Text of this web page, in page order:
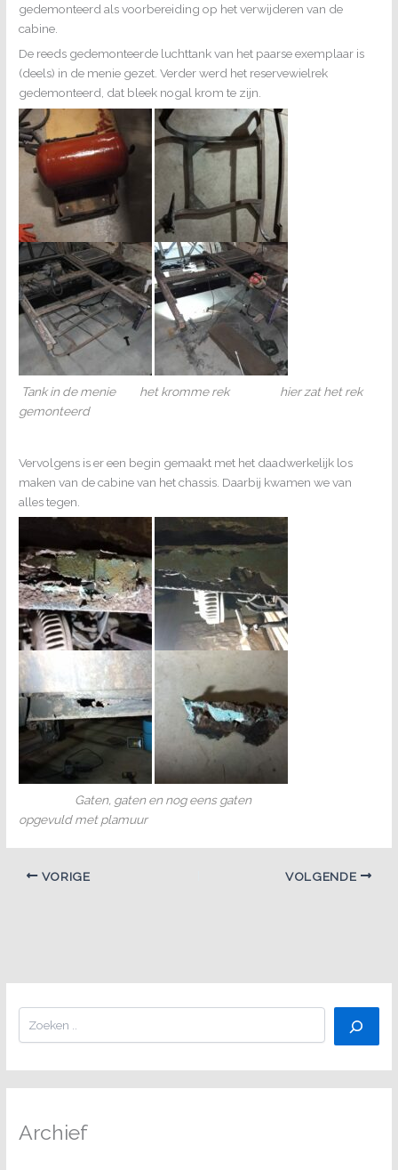
gedemonteerd als voorbereiding op het verwijderen van de
cabine.
De reeds gedemonteerde luchttank van het paarse exemplaar is
(deels) in de menie gezet. Verder werd het reservewielrek
gedemonteerd, dat bleek nogal krom te zijn.
Tank in de menie het kromme rek hier zat het rek
gemonteerd
Vervolgens is er een begin gemaakt met het daadwerkelijk los
maken van de cabine van het chassis. Daarbij kwamen we van
alles tegen.
Gaten, gaten en nog eens gaten
opgevuld met plamuur
VORIGE VOLGENDE
Archief